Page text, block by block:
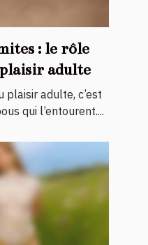
: le rôle
plaisir adulte
adulte, c’est
qui l’entourent....